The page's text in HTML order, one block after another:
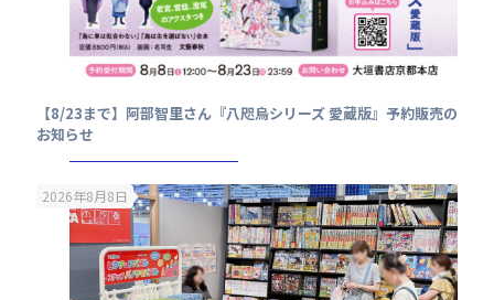
【8/23まで】阿部智里さん『八咫烏シリーズ 愛蔵版』予約販売の
お知らせ
2026年8月8日